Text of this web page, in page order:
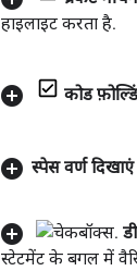
हाइलाइट करता है.
कोड
स्पेस वर्ण दिखाएं
स्टेटमेंट के बगल में